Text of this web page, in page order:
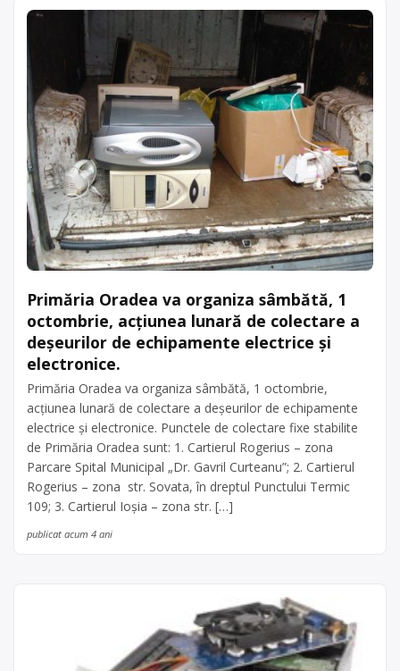
Primăria Oradea va organiza sâmbătă, 1
octombrie, acțiunea lunară de colectare a
deşeurilor de echipamente electrice şi
electronice.
Primăria Oradea va organiza sâmbătă, 1 octombrie,
acțiunea lunară de colectare a deşeurilor de echipamente
electrice şi electronice. Punctele de colectare fixe stabilite
de Primăria Oradea sunt: 1. Cartierul Rogerius – zona
Parcare Spital Municipal „Dr. Gavril Curteanu”; 2. Cartierul
Rogerius – zona str. Sovata, în dreptul Punctului Termic
109; 3. Cartierul Ioşia – zona str. […]
publicat acum 4 ani